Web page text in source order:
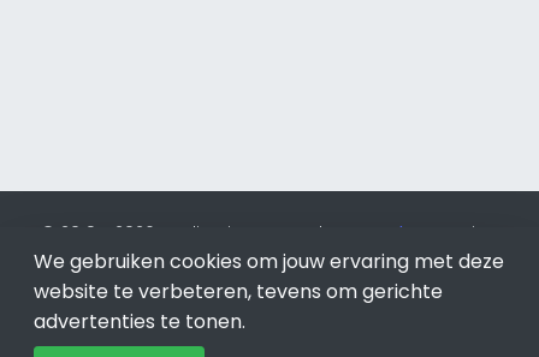
© 2019 - 2026 Realisatie en SEO door SEO-bureau
Lion
Internet. Betaal alleen voor bewezen resultaten?SEO
optimalisatie No Cure No Pay.Hoeksche Waardis onderdeel
van Lion Internet.
We gebruiken cookies om jouw ervaring met deze
website te verbeteren, tevens om gerichte
advertenties te tonen.